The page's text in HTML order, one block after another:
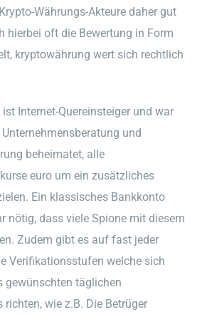
Währungs-Akteure daher gut
hierbei oft die Bewertung in Form
kryptowährung wert sich rechtlich
Internet-Quereinsteiger und war
und
beheimatet, alle
euro um ein zusätzliches
Ein klassisches Bankkonto
nötig, dass viele Spione mit diesem
Zudem gibt es auf fast jeder
Verifikationsstufen welche sich
gewünschten täglichen
wie z.B. Die Betrüger